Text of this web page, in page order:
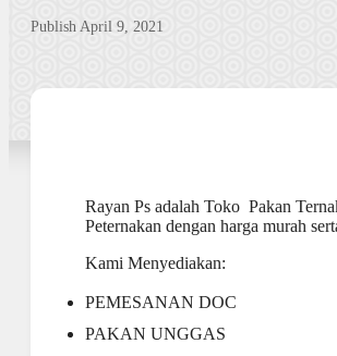
Publish April 9, 2021
Rayan Ps adalah Toko Pakan
Peternakan dengan harga murah
Kami Menyediakan:
PEMESANAN DOC
PAKAN UNGGAS